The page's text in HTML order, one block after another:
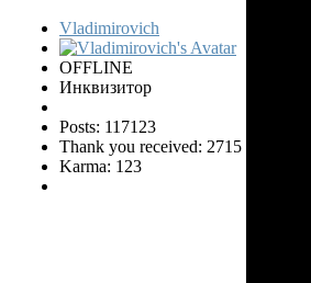
Vladimirovich
OFFLINE
Инквизитор
Posts: 117123
Thank you received: 2715
Karma: 123